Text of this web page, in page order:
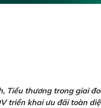
Tiểu thương trong giai
triển khai ưu đãi toàn